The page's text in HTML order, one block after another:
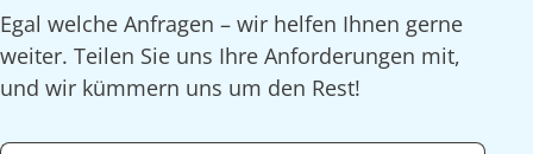
Egal welche Anfragen – wir helfen Ihnen gerne
weiter. Teilen Sie uns Ihre Anforderungen mit,
und wir kümmern uns um den Rest!